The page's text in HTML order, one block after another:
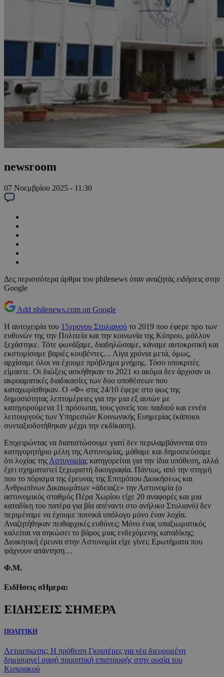
newsroom
07 Νοεμβρίου 2025 - 11:30
Δες περισσότερα άρθρα του philenews όταν αναζητάς ειδήσεις στην
Google
Add philenews.com on Google
Η αυτοχειρία του 15χρονου Στυλιανού το 2019 που έφερε προ των
ευθυνών της την Πολιτεία και την κοινωνία της Κύπρου, μάλλον
ξεχάστηκε. Τότε φωνάξαμε, διαδηλώσαμε, κάναμε αυτοκριτική και
εκστομίσαμε βαριές κουβέντες… Λίγα χρόνια μετά, όμως,
αρχίσαμε όλοι να έχουμε πρόβλημα μνήμης. Τόσο υποκριτές
είμαστε. Οι διώξεις ασκήθηκαν το 2021 κι ακόμα δεν άρχισαν οι
ακροαματικές διαδικασίες των δυο υποθέσεων που
καταχωρίσθηκαν. Ο «Φ» στις 24/10 έφερε στο φως της
δημοσιότητας λεπτομέρειες για την μια εξ αυτών με
κατηγορούμενα 11 πρόσωπα, τους γονείς του παιδιού και εννέα
λειτουργούς των Υπηρεσιών Κοινωνικής Ευημερίας (κάποιοι
συνταξιοδοτήθηκαν μέχρι την εκδίκαση).
Επιχειρώντας να διαπιστώσουμε γιατί δεν περιλαμβάνονται στο
κατηγορητήριο μέλη της Αστυνομίας, μάθαμε και δημοσιεύσαμε
ότι λοχίας της Αστυνομίας κατηγορείται για την ίδια υπόθεση, αλλά
έχει σχηματιστεί ξεχωριστή δικογραφία. Πάντως, από την στιγμή
που το πόρισμα της έρευνας της Επιτρόπου Διοικήσεως και
Ανθρωπίνων Δικαιωμάτων «άδειαζε» την Αστυνομία (ο
αστυνομικός σταθμός Πέρα Χωρίου είχε 20 αναφορές και μια
καταδίκη του πατέρα για βία απέναντι στο ανήλικο Στυλιανό) δεν
περιμέναμε να έχουμε ποινικά υπόλογο μόνο έναν λοχία.
Αναζητήθηκαν πειθαρχικές ευθύνες; Μόνο ένας υπαξιωματικός
καλείται να σηκώσει το βάρος μιας ενδεχόμενης καταδίκης;
Διοικητική έρευνα στην Αστυνομία είχε γίνει; Ερωτήματα που
ψάχνουν απάντηση…
Φ.Μ.
ΕιδΗσεις σΗμερα:
ΕΙΔΗΣΕΙΣ ΣΗΜΕΡΑ
ΠΟΛΙΤΙΚΗ
Λετυμπιώτης: Η πρόθεση Γκουτέρες για νέα διευρυμένη
δημιουργεί σαφή προοπτική επιστροφής στην ουσία του
Κυπριακού